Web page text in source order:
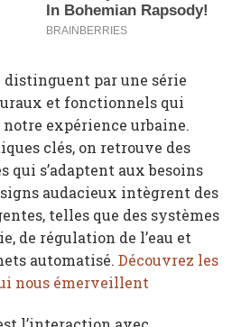
par une série
et fonctionnels qui
expérience urbaine.
clés, on retrouve des
qui s’adaptent aux besoins
audacieux intègrent des
telles que des systèmes
de régulation de l’eau et
automatisé. Découvrez les
nous émerveillent